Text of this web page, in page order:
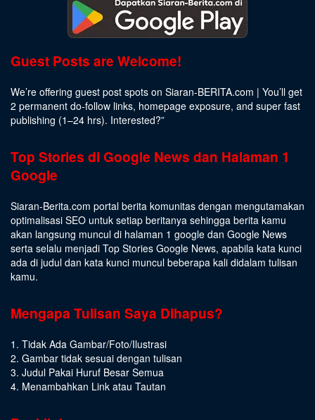
Guest Posts are Welcome!
We’re offering guest post spots on Siaran-BERITA.com | You’ll get
2 permanent do-follow links, homepage exposure, and super fast
publishing (1–24 hrs). Interested?”
Top Stories di Google News dan Halaman 1
Google
Siaran-Berita.com portal berita komunitas dengan mengutamakan
optimalisasi SEO untuk setiap beritanya sehingga berita kamu
akan langsung muncul di halaman 1 google dan Google News
serta selalu menjadi Top Stories Google News, apabila kata kunci
ada di judul dan kata kunci muncul beberapa kali didalam tulisan
kamu.
Mengapa Tulisan Saya Dihapus?
1. Tidak Ada Gambar/Foto/Ilustrasi
2. Gambar tidak sesuai dengan tulisan
3. Judul Pakai Huruf Besar Semua
4. Menambahkan Link atau Tautan